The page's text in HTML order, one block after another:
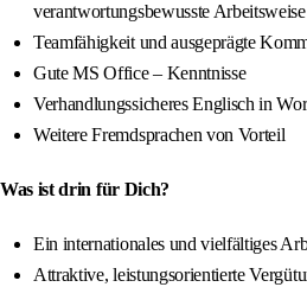
verantwortungsbewusste Arbeitsweise
Teamfähigkeit und ausgeprägte
Gute MS Office – Kenntnisse
Verhandlungssicheres Englisch in
Weitere Fremdsprachen von Vorteil
Was ist drin für Dich?
Ein internationales und vielfältiges
Attraktive, leistungsorientierte